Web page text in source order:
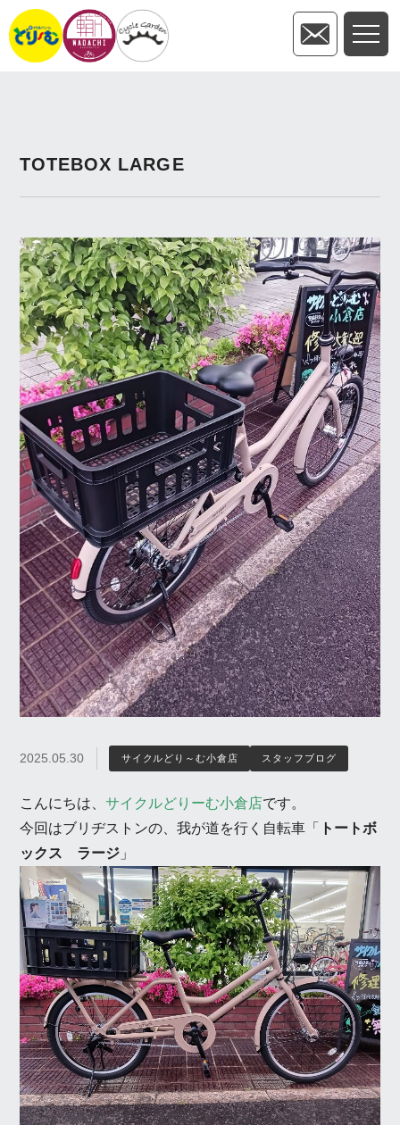
TOTEBOX LARGE
2025.05.30 サイクルどり～む小倉店 スタッフブログ
こんにちは、サイクルどりーむ小倉店です。
今回はブリヂストンの、我が道を行く自転車「
トートボ
ックス ラージ 」